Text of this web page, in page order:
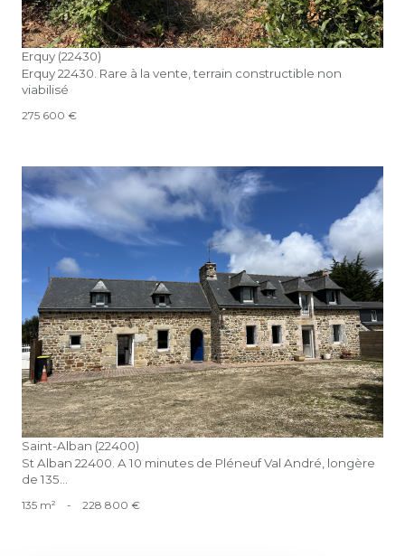
Erquy (22430)
Erquy 22430. Rare à la vente, terrain constructible non
viabilisé
275 600 €
voir le bien
Saint-Alban (22400)
St Alban 22400. A 10 minutes de Pléneuf Val André, longère
de 135...
135 m² - 228 800 €